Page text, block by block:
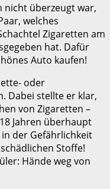
nicht überzeugt war,
welches
Zigaretten am
hat. Dafür
Auto kaufen!
oder
Dabei stellte er klar,
von Zigaretten –
Jahren überhaupt
der Gefährlichkeit
Stoffe!
Hände weg von